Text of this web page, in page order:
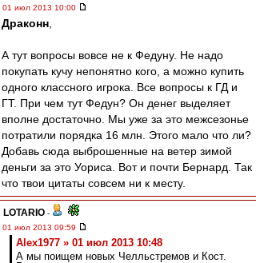
01 июл 2013 10:00
Драконн
А тут вопросы вовсе не к Федуну. Не надо
покупать кучу непонятно кого, а можно купить
одного классного игрока. Все вопросы к ГД и
ГТ. При чем тут Федун? Он денег выделяет
вполне достаточно. Мы уже за это межсезонье
потратили порядка 16 млн. Этого мало что ли?
Добавь сюда выброшенные на ветер зимой
деньги за это Уориса. Вот и почти Бернард. Так
что твои цитаты совсем ни к месту.
LOTARIO -
01 июл 2013 09:59
Alex1977 » 01 июл 2013 10:48
А мы поищем новых Челльстремов и Кост.